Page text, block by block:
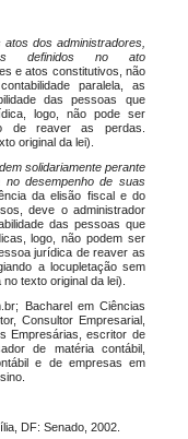
dos administradores,
definidos no ato
e atos constitutivos, não
paralela, as
das pessoas que
logo, não pode ser
de reaver as perdas.
original da lei).
solidariamente perante
desempenho de suas
da elisão fiscal e do
deve o administrador
das pessoas que
logo, não podem ser
jurídica de reaver as
a locupletação sem
texto original da lei).
Bacharel em Ciências
Consultor Empresarial,
Empresárias, escritor de
de matéria contábil,
e de empresas em
DF: Senado, 2002.